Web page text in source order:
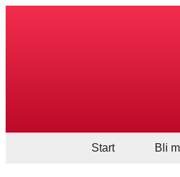
Start Bli